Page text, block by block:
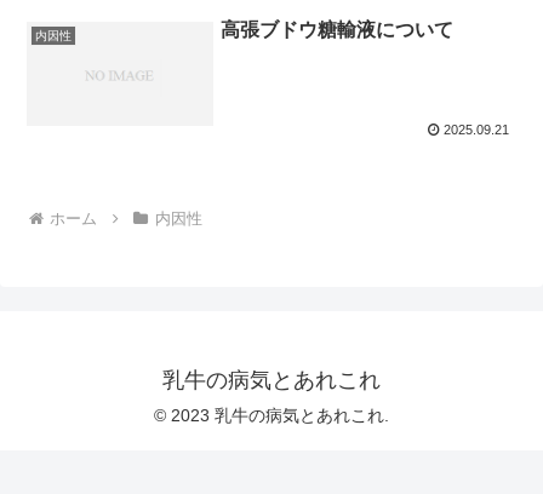
内因性 高張ブドウ糖輸液について
2025.09.21
ホーム 内因性
乳牛の病気とあれこれ
© 2023 乳牛の病気とあれこれ.